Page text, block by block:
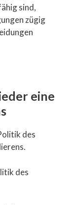
sind,
zügig
eine
des
des